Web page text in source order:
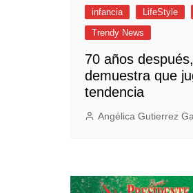
infancia LifeStyle
Trendy News
70 años
demuestra que
tendencia
Angélica Gutierrez